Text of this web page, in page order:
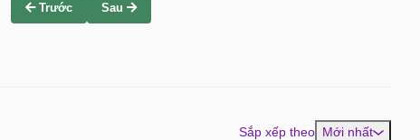
Trước Sau
Sắp xếp theo Mới nhất